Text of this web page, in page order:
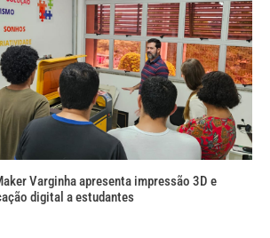
Varginha apresenta impressão 3D e
digital a estudantes